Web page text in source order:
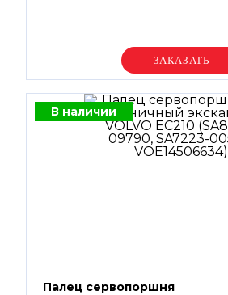
Уточняйте цену
В наличии
Палец сервопоршня